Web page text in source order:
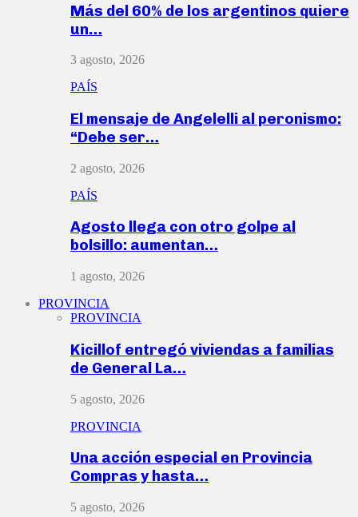
Más del 60% de los argentinos quiere
un…
3 agosto, 2026
PAÍS
El mensaje de Angelelli al peronismo:
“Debe ser…
2 agosto, 2026
PAÍS
Agosto llega con otro golpe al
bolsillo: aumentan…
1 agosto, 2026
PROVINCIA
PROVINCIA
Kicillof entregó viviendas a familias
de General La…
5 agosto, 2026
PROVINCIA
Una acción especial en Provincia
Compras y hasta…
5 agosto, 2026